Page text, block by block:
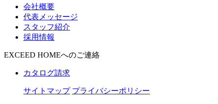
会社概要
代表メッセージ
スタッフ紹介
採用情報
EXCEED HOMEへのご連絡
カタログ請求
サイトマップ プライバシーポリシー